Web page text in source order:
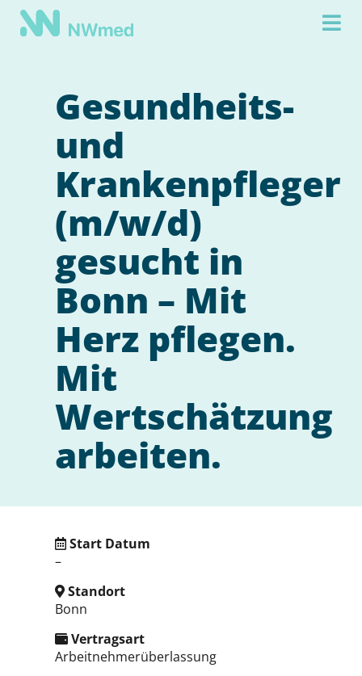
Gesundheits-
und
Krankenpfleger
(m/w/d)
gesucht in
Bonn – Mit
Herz pflegen.
Mit
Wertschätzung
arbeiten.
Start Datum
–
Standort
Bonn
Vertragsart
Arbeitnehmerüberlassung